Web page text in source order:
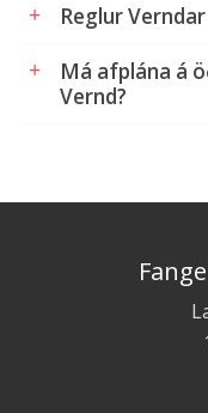
Reglur Verndar
Má afplána á
Vernd?